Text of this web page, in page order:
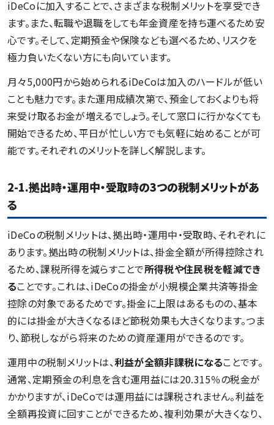
iDeCoに加入することで、さまざまな税制メリットを享受でき
ます。また、転職や退職をしても年金資産を持ち運べるため安
心です。そして、定期預金や保険なども選べるため、リスクを
極力負いたくない方にも向いています。
月々5,000円から始められるiDeCoは加入のハードルが低い
ことも魅力です。また運用成績次第で、預金しておくよりも将
来受け取るお金が増えるでしょう。そして窓口に行かなくても
開始できるため、平日が忙しい方でも気軽に始めることが可
能です。それぞれのメリットを詳しく解説します。
2-1.拠出時・運用中・受取時の3つの税制メリットがあ
る
iDeCoの税制メリットは、拠出時・運用中・受取時、それぞれに
あります。拠出時の税制メリットは、掛金全額が所得控除され
るため、課税所得を減らすことで所得税や住民税を軽減でき
ることです。これは、iDeCoの掛金が小規模企業共済等掛金
控除の対象であるためです。掛金に上限はあるものの、基本
的には掛金が大きくなるほど節税効果も大きくなります。つま
り、節税しながら将来のための資産運用ができるのです。
運用中の税制メリットは、利益が全額非課税になることです。
通常、定期預金の利息を含む運用益には20.315％の税金が
かかりますが、iDeCoでは運用益には課税されません。利益を
全額再投資に回すことができるため、複利効果が大きくなり、